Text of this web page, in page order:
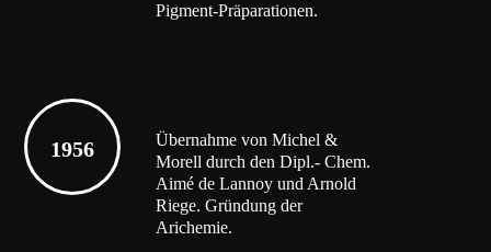
Pigment-Präparationen.
1956
Übernahme von Michel &
Morell durch den Dipl.- Chem.
Aimé de Lannoy und Arnold
Riege. Gründung der
Arichemie.